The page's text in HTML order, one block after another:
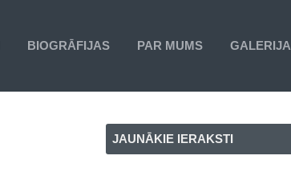
BIOGRĀFIJAS PAR MUMS GALERIJA
JAUNĀKIE IERAKSTI